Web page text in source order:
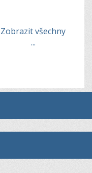
Zobrazit všechny
...